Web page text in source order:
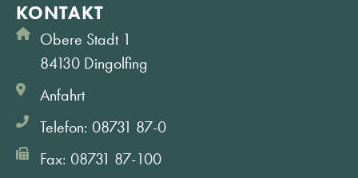
KONTAKT
Obere Stadt 1
84130 Dingolfing
Anfahrt
Telefon: 08731 87-0
Fax: 08731 87-100